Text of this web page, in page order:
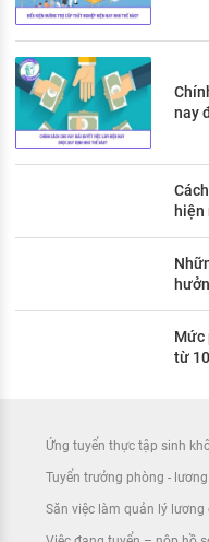
nay
hiện
Mức
từ
Ứng tuyển thực tập sinh
Tuyển trưởng phòng -
Săn việc làm quản lý lương